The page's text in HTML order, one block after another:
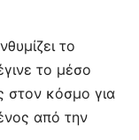
το
το μέσο
στον κόσμο για
από την